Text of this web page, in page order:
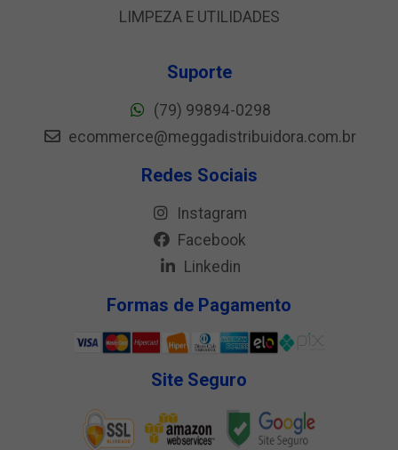
LIMPEZA E UTILIDADES
Suporte
(79) 99894-0298
ecommerce@meggadistribuidora.com.br
Redes Sociais
Instagram
Facebook
Linkedin
Formas de Pagamento
Site Seguro